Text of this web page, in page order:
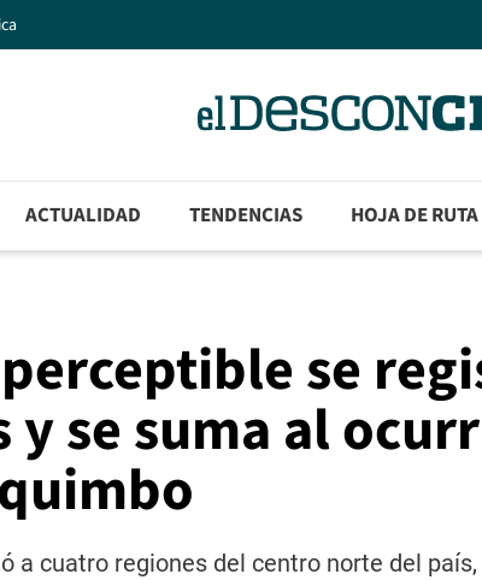
ACTUALIDAD TENDENCIAS HOJA DE RUTA
se
se suma al
a cuatro regiones del centro norte del